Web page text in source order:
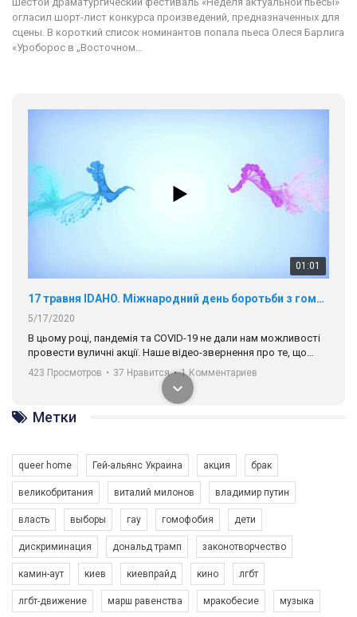
огласил шорт-лист конкурса произведений, предназначенных для
сцены. В короткий список номинантов попала пьеса Олеся Барлига
«Уроборос в „Восточном…
01:01
17 травня IDAHO. Міжнародний день боротьби з гомофобією трансфобією і біфобія.
5/17/2020
В цьому році, пандемія та COVІD-19 не дали нам можливості
провести вуличні акції. Наше відео-звернення про те, що
навіть коли ми у різних містах та не можемо зустрінеться, ми
разом. Ми закликаємо всіх хто поділяє цінності рівності та
солідарності, приєднатися до нас. Регіональні підрозділи
ГАУ є в 16 областях України.
Разом наш голос лунає гучніше!
423 Просмотров • 37 Нравится • 1 Комментариев
Зупинимо насильство проти ЛГБТ в Україні! Stop violence against LGBT in Ukraine!
Метки
queer home Гей-альянс Украина акция брак
великобритания виталий милонов владимир путин
власть выборы гау гомофобия дети
дискриминация дональд трамп законотворчество
камин-аут киев киевпрайд кино лгбт
лгбт-движение марш равенства мракобесие музыка